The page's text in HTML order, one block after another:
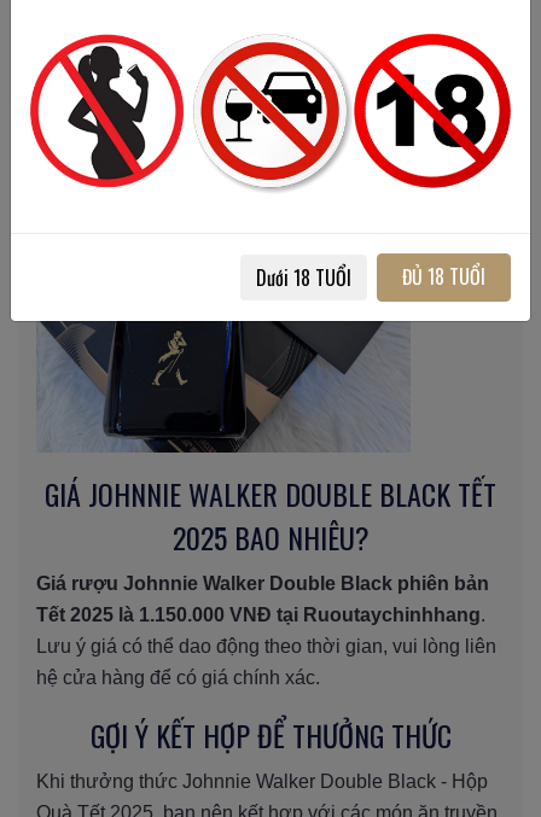
quên.
GIÁ JOHNNIE WALKER DOUBLE BLACK TẾT
2025 BAO NHIÊU?
Giá rượu Johnnie Walker Double Black phiên bản
Tết 2025 là 1.150.000 VNĐ tại Ruoutaychinhhang.
Lưu ý giá có thể dao động theo thời gian, vui lòng liên
hệ cửa hàng để có giá chính xác.
GỢI Ý KẾT HỢP ĐỂ THƯỞNG THỨC
Khi thưởng thức Johnnie Walker Double Black - Hộp
Quà Tết 2025, bạn nên kết hợp với các món ăn truyền
Dưới 18 TUỔI ĐỦ 18 TUỔI